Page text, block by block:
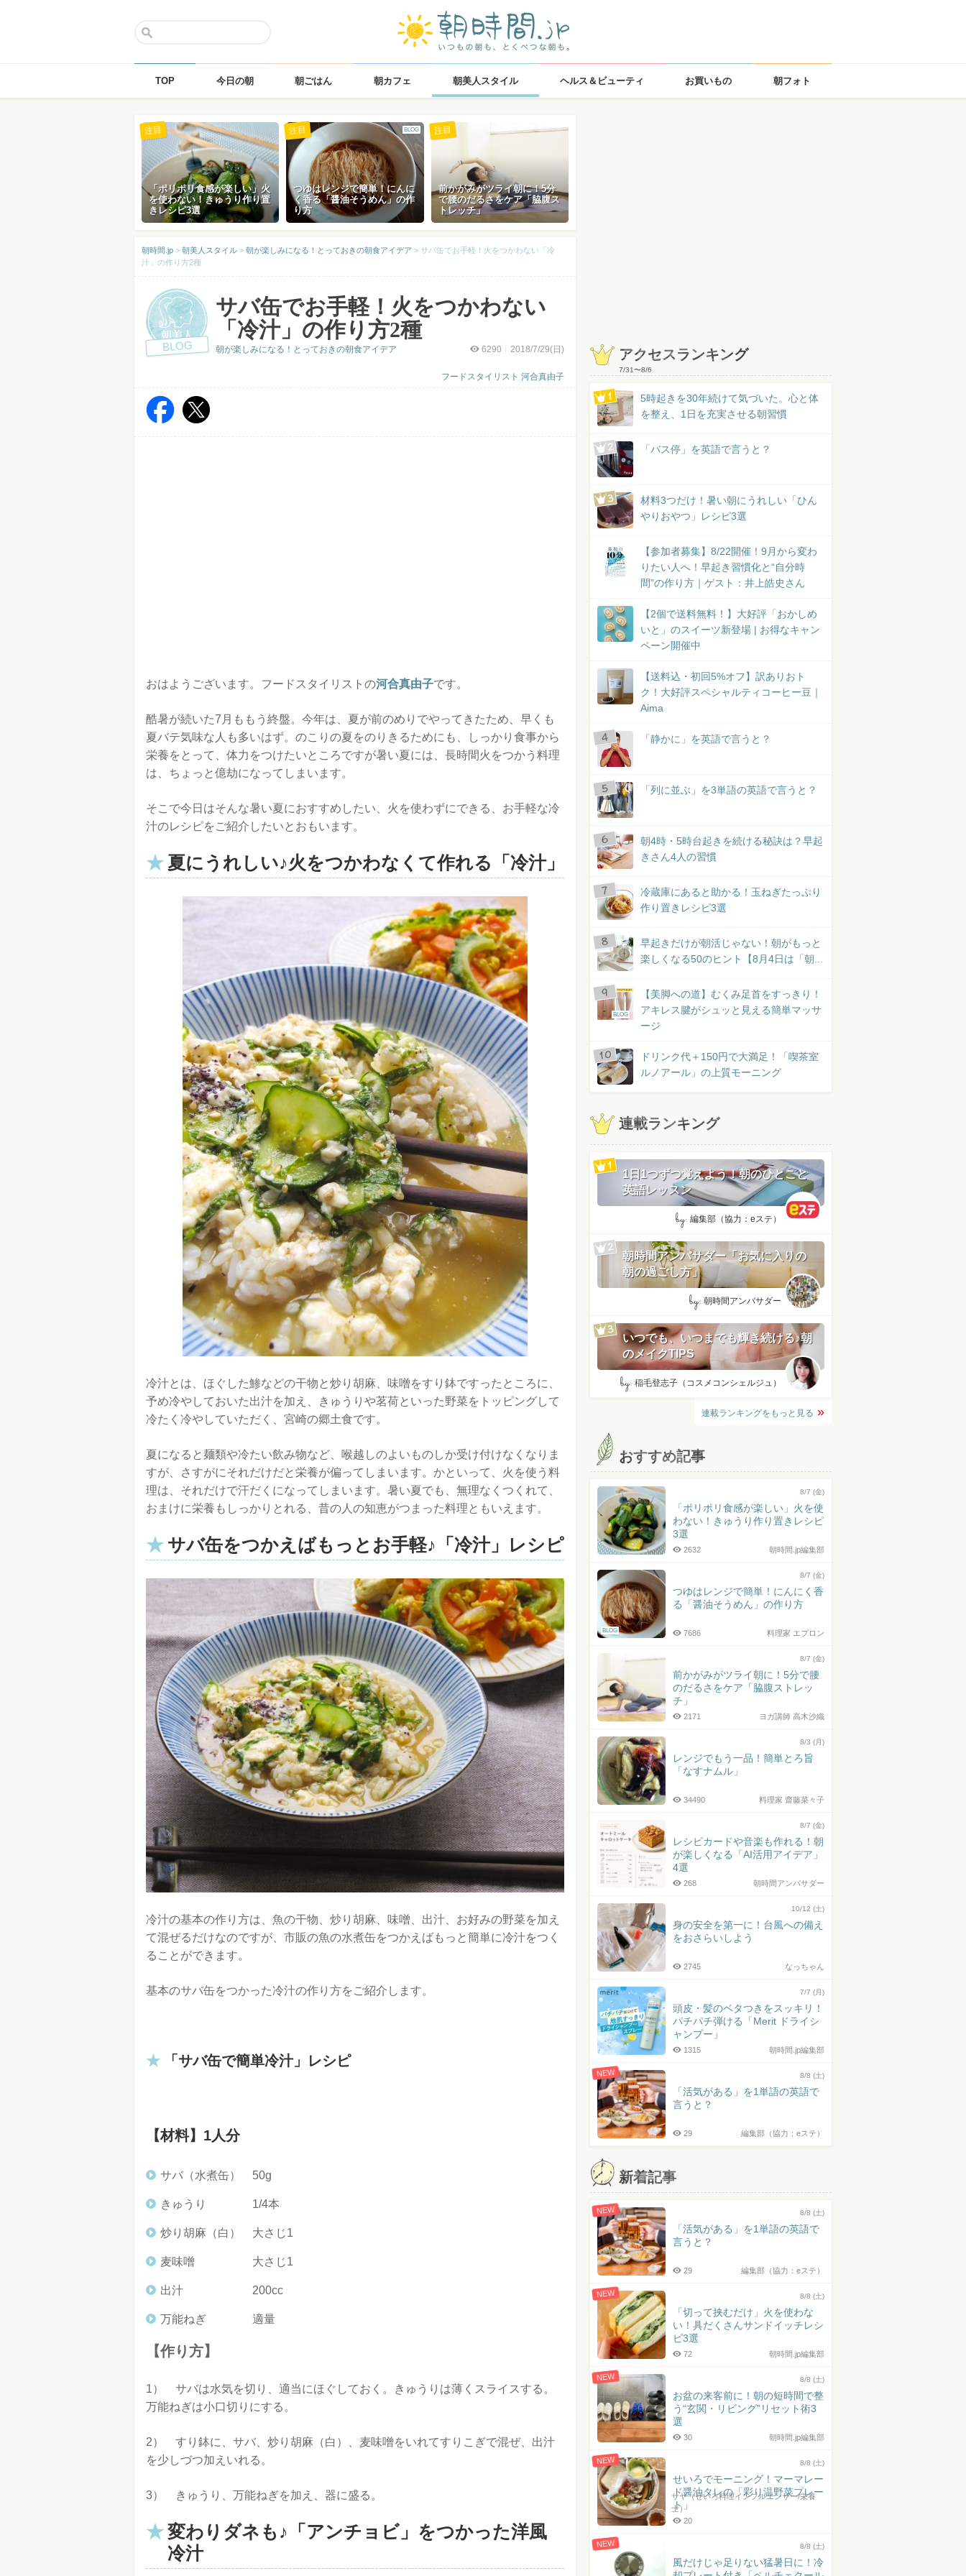
TOP 今日の朝 朝ごはん 朝カフェ 朝美人スタイル ヘルス＆ビューティ お買いもの 朝フォト
「ポリポリ食感が楽しい」火
を使わない！きゅうり作り置
きレシピ3選
注目 BLOG
つゆはレンジで簡単！にんに
く香る「醤油そうめん」の作
り方
注目
前かがみがツライ朝に！5分
で腰のだるさをケア「脇腹ス
トレッチ」
注目
朝時間.jp > 朝美人スタイル > 朝が楽しみになる！とっておきの朝食アイデア > サバ缶でお手軽！火をつかわない「冷
汁」の作り方2種
BLOG
サバ缶でお手軽！火をつかわない
「冷汁」の作り方2種
6290 2018/7/29(日)
フードスタイリスト 河合真由子
朝が楽しみになる！とっておきの朝食アイデア
おはようございます。フードスタイリストの河合真由子です。
酷暑が続いた7月ももう終盤。今年は、夏が前のめりでやってきたため、早くも
夏バテ気味な人も多いはず。のこりの夏をのりきるためにも、しっかり食事から
栄養をとって、体力をつけたいところですが暑い夏には、長時間火をつかう料理
は、ちょっと億劫になってしまいます。
そこで今日はそんな暑い夏におすすめしたい、火を使わずにできる、お手軽な冷
汁のレシピをご紹介したいとおもいます。
夏にうれしい♪火をつかわなくて作れる「冷汁」
冷汁とは、ほぐした鯵などの干物と炒り胡麻、味噌をすり鉢ですったところに、
予め冷やしておいた出汁を加え、きゅうりや茗荷といった野菜をトッピングして
冷たく冷やしていただく、宮崎の郷土食です。
夏になると麺類や冷たい飲み物など、喉越しのよいものしか受け付けなくなりま
すが、さすがにそれだけだと栄養が偏ってしまいます。かといって、火を使う料
理は、それだけで汗だくになってしまいます。暑い夏でも、無理なくつくれて、
おまけに栄養もしっかりとれる、昔の人の知恵がつまった料理ともいえます。
サバ缶をつかえばもっとお手軽♪「冷汁」レシピ
冷汁の基本の作り方は、魚の干物、炒り胡麻、味噌、出汁、お好みの野菜を加え
て混ぜるだけなのですが、市販の魚の水煮缶をつかえばもっと簡単に冷汁をつく
ることができます。
基本のサバ缶をつかった冷汁の作り方をご紹介します。
「サバ缶で簡単冷汁」レシピ
【材料】1人分
サバ（水煮缶） 50g
きゅうり 1/4本
炒り胡麻（白） 大さじ1
麦味噌 大さじ1
出汁 200cc
万能ねぎ 適量
【作り方】
1） サバは水気を切り、適当にほぐしておく。きゅうりは薄くスライスする。
万能ねぎは小口切りにする。
2） すり鉢に、サバ、炒り胡麻（白）、麦味噌をいれてすりこぎで混ぜ、出汁
を少しづつ加えいれる。
3） きゅうり、万能ねぎを加え、器に盛る。
変わりダネも♪「アンチョビ」をつかった洋風
冷汁
アクセスランキング
7/31〜8/6
5時起きを30年続けて気づいた。心と体
を整え、1日を充実させる朝習慣
「バス停」を英語で言うと？
材料3つだけ！暑い朝にうれしい「ひん
やりおやつ」レシピ3選
【参加者募集】8/22開催！9月から変わ
りたい人へ！早起き習慣化と“自分時
間”の作り方｜ゲスト：井上皓史さん
【2個で送料無料！】大好評「おかしめ
いと」のスイーツ新登場 | お得なキャン
ペーン開催中
【送料込・初回5%オフ】訳ありおト
ク！大好評スペシャルティコーヒー豆｜
Aima
「静かに」を英語で言うと？
「列に並ぶ」を3単語の英語で言うと？
朝4時・5時台起きを続ける秘訣は？早起
きさん4人の習慣
冷蔵庫にあると助かる！玉ねぎたっぷり
作り置きレシピ3選
早起きだけが朝活じゃない！朝がもっと
楽しくなる50のヒント【8月4日は「朝...
BLOG
【美脚への道】むくみ足首をすっきり！
アキレス腱がシュッと見える簡単マッサ
ージ
ドリンク代＋150円で大満足！「喫茶室
ルノアール」の上質モーニング
連載ランキング
1日1つずつ覚えよう！朝のひとこと
英語レッスン
by: 編集部（協力：eステ）
朝時間アンバサダー「お気に入りの
朝の過ごし方」
by: 朝時間アンバサダー
いつでも、いつまでも輝き続ける♪朝
のメイクTIPS
by: 稲毛登志子（コスメコンシェルジュ）
連載ランキングをもっと見る
おすすめ記事
8/7 (金)
「ポリポリ食感が楽しい」火を使
わない！きゅうり作り置きレシピ
3選
朝時間.jp編集部
2632
BLOG
8/7 (金)
つゆはレンジで簡単！にんにく香
る「醤油そうめん」の作り方
料理家 エプロン
7686
8/7 (金)
前かがみがツライ朝に！5分で腰
のだるさをケア「脇腹ストレッ
チ」
ヨガ講師 高木沙織
2171
8/3 (月)
レンジでもう一品！簡単とろ旨
「なすナムル」
料理家 齋藤菜々子
34490
8/7 (金)
レシピカードや音楽も作れる！朝
が楽しくなる「AI活用アイデア」
4選
朝時間アンバサダー
268
10/12 (土)
身の安全を第一に！台風への備え
をおさらいしよう
なっちゃん
2745
7/7 (月)
頭皮・髪のベタつきをスッキリ！
パチパチ弾ける「Merit ドライシ
ャンプー」
朝時間.jp編集部
1315
NEW 8/8 (土)
「活気がある」を1単語の英語で
言うと？
編集部（協力：eステ）
29
新着記事
NEW 8/8 (土)
「活気がある」を1単語の英語で
言うと？
編集部（協力：eステ）
29
NEW 8/8 (土)
「切って挟むだけ」火を使わな
い！具だくさんサンドイッチレシ
ピ3選
朝時間.jp編集部
72
NEW 8/8 (土)
お盆の来客前に！朝の短時間で整
う“玄関・リビング”リセット術3
選
朝時間.jp編集部
30
NEW 8/8 (土)
せいろでモーニング！マーマレー
ド醤油タレの「彩り温野菜プレー
ト」
サヤ（せいろ料理インフルエンサー/栄養
士）
20
NEW 8/8 (土)
風だけじゃ足りない猛暑日に！冷